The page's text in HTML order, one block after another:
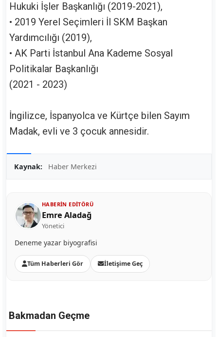
Hukuki İşler Başkanlığı (2019-2021),
• 2019 Yerel Seçimleri İl SKM Başkan
Yardımcılığı (2019),
• AK Parti İstanbul Ana Kademe Sosyal
Politikalar Başkanlığı
(2021 - 2023)
İngilizce, İspanyolca ve Kürtçe bilen Sayım
Madak, evli ve 3 çocuk annesidir.
Kaynak: Haber Merkezi
HABERIN EDITÖRÜ
Emre Aladağ
Yönetici
Deneme yazar biyografisi
Tüm Haberleri Gör İletişime Geç
Bakmadan Geçme